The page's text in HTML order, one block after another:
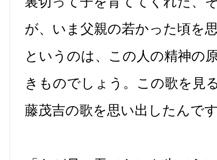
が、いま父親の若かった頃を
というのは、この人の精神の
きものでしょう。この歌を見
藤茂吉の歌を思い出したんで